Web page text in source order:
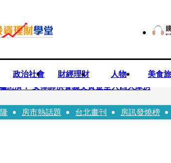
政治社會 財經理財 人物 美食
慈濟！ 女律師供養義父黃金全入四大庫房
「反對刪公視預算」 盼在野三思：改凍結處
房市熱話題 台北畫刊 房訊發燒榜